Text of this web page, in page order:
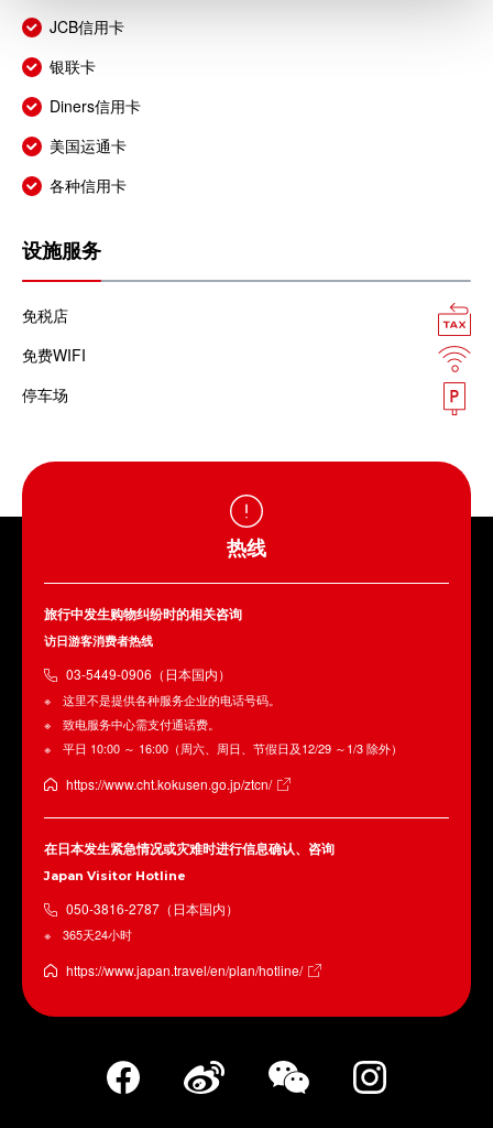
JCB信用卡
银联卡
Diners信用卡
美国运通卡
各种信用卡
设施服务
免税店
免费WIFI
停车场
热线
旅行中发生购物纠纷时的相关咨询
访日游客消费者热线
03-5449-0906（日本国内）
这里不是提供各种服务企业的电话号码。
致电服务中心需支付通话费。
平日 10:00 ～ 16:00（周六、周日、节假日及12/29 ～1/3 除外）
https://www.cht.kokusen.go.jp/ztcn/
在日本发生紧急情况或灾难时进行信息确认、咨询
Japan Visitor Hotline
050-3816-2787（日本国内）
365天24小时
https://www.japan.travel/en/plan/hotline/